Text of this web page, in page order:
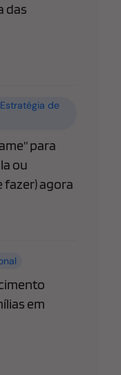
das
Estratégia de
para
ou
fazer) agora
em